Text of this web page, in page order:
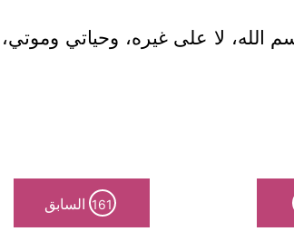
لا على غيره، وحياتي
161 السابق